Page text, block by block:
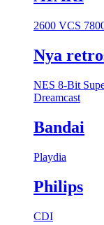
2600 VCS
Nya
NES 8-Bit
Dreamcast
Bandai
Playdia
Philips
CDI